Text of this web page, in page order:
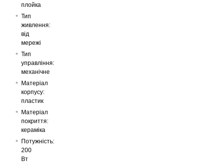
плойка
Тип
живлення:
від
мережі
Тип
управління:
механічне
Матеріал
корпусу:
пластик
Матеріал
покриття:
кераміка
Потужність:
200
Вт